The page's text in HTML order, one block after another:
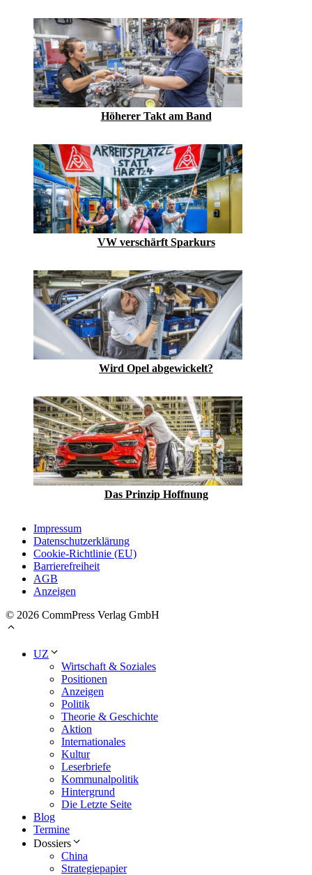
Höherer Takt am Band
VW verschärft Sparkurs
Wird Opel abgewickelt?
Das Prinzip Hoffnung
Impressum
Datenschutzerklärung
Cookie-Richtlinie (EU)
Barrierefreiheit
AGB
Anzeigen
© 2026 CommPress Verlag GmbH
UZ
Wirtschaft & Soziales
Positionen
Anzeigen
Politik
Theorie & Geschichte
Aktion
Internationales
Kultur
Leserbriefe
Kommunalpolitik
Hintergrund
Die Letzte Seite
Blog
Termine
Dossiers
China
Strategiepapier